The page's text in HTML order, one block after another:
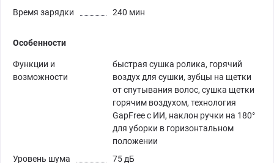
Время зарядки 240 мин
Особенности
Функции и
возможности
быстрая сушка ролика, горячий
воздух для сушки, зубцы на щетки
от спутывания волос, сушка щетки
горячим воздухом, технология
GapFree с ИИ, наклон ручки на 180°
для уборки в горизонтальном
положении
Уровень шума
75 дБ